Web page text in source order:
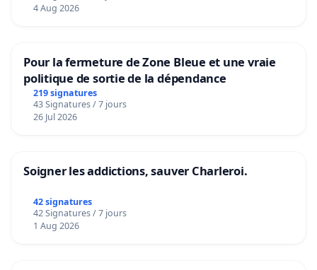
4 Aug 2026
Pour la fermeture de Zone Bleue et une vraie
politique de sortie de la dépendance
219 signatures
43 Signatures / 7 jours
26 Jul 2026
Soigner les addictions, sauver Charleroi.
42 signatures
42 Signatures / 7 jours
1 Aug 2026